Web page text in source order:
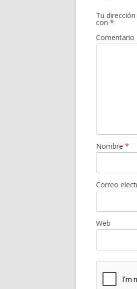
Tu
con *
Comentario
Nombre *
Correo
Web